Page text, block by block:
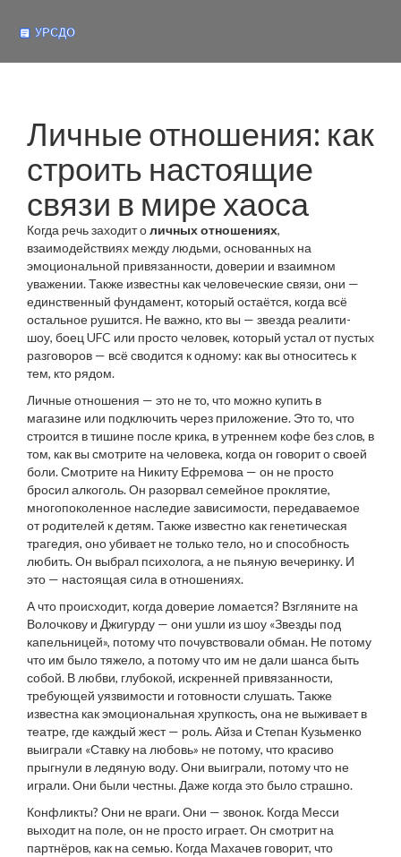
Личные отношения: как
строить настоящие
связи в мире хаоса
Когда речь заходит оличных отношениях,
взаимодействиях между людьми, основанных на
эмоциональной привязанности, доверии и взаимном
уважении. Также известны какчеловеческие связи, они —
единственный фундамент, который остаётся, когда всё
остальное рушится. Не важно, кто вы — звезда реалити-
шоу, боец UFC или просто человек, который устал от пустых
разговоров — всё сводится к одному: как вы относитесь к
тем, кто рядом.
Личные отношения — это не то, что можно купить в
магазине или подключить через приложение. Это то, что
строится в тишине после крика, в утреннем кофе без слов, в
том, как вы смотрите на человека, когда он говорит о своей
боли. Смотрите на Никиту Ефремова — он не просто
бросил алкоголь. Он разорвалсемейное проклятие,
многопоколенное наследие зависимости, передаваемое
от родителей к детям. Также известно как генетическая
трагедия, оно убивает не только тело, но и способность
любить.Он выбрал психолога, а не пьяную вечеринку. И
это — настоящая сила в отношениях.
А что происходит, когда доверие ломается? Взгляните на
Волочкову и Джигурду — они ушли из шоу «Звезды под
капельницей», потому что почувствовали обман. Не потому
что им было тяжело, а потому что им не дали шанса быть
собой. В любви, глубокой, искренней привязанности,
требующей уязвимости и готовности слушать. Также
известна какэмоциональная хрупкость, она не выживает в
театре, где каждый жест — роль.Айза и Степан Кузьменко
выиграли «Ставку на любовь» не потому, что красиво
прыгнули в ледяную воду. Они выиграли, потому что не
играли. Они были честны. Даже когда это было страшно.
Конфликты? Они не враги. Они — звонок. Когда Месси
выходит на поле, он не просто играет. Он смотрит на
партнёров, как на семью. Когда Махачев говорит, что